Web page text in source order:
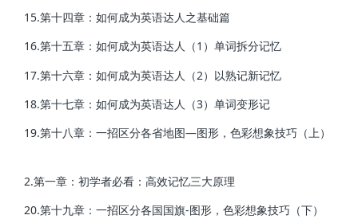
15.第十四章：如何成为英语达人之基础篇
16.第十五章：如何成为英语达人（1）单词拆分记忆
17.第十六章：如何成为英语达人（2）以熟记新记忆
18.第十七章：如何成为英语达人（3）单词变形记
19.第十八章：一招区分各省地图—图形，色彩想象技巧（上）
2.第一章：初学者必看：高效记忆三大原理
20.第十九章：一招区分各国国旗-图形，色彩想象技巧（下）